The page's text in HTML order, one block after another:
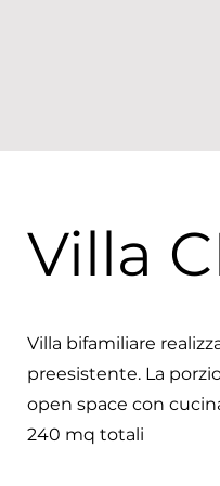
Villa
Villa bifamiliare
preesistente. La
open space con
240 mq totali